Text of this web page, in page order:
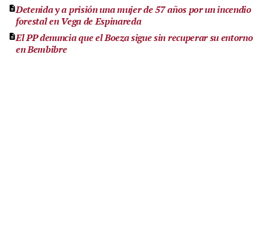
Detenida y a prisión una mujer de 57 años por un incendio
forestal en Vega de Espinareda
El PP denuncia que el Boeza sigue sin recuperar su entorno
en Bembibre